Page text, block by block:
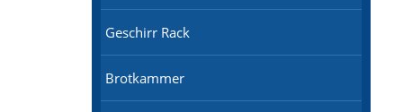
Geschirr Rack
Brotkammer